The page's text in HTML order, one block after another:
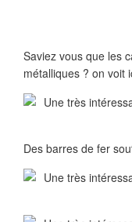
Saviez vous que les
métalliques ? on voit
Des barres de fer